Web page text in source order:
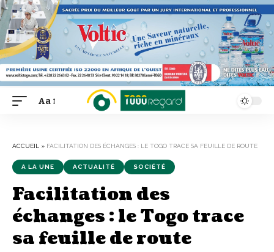
Font
Aa
ACCUEIL » FACILITATION DES ÉCHANGES : LE TOGO TRACE SA FEUILLE DE ROUTE
A LA UNE ACTUALITÉ SOCIÉTÉ
Facilitation des
échanges : le Togo trace
sa feuille de route